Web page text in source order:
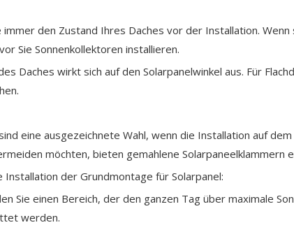
immer den Zustand Ihres Daches vor der Installation.
Sie Sonnenkollektoren installieren.
Daches wirkt sich auf den Solarpanelwinkel aus. Für
eine ausgezeichnete Wahl, wenn die Installation auf
möchten, bieten gemahlene Solarpaneelklammern
der Grundmontage für Solarpanel:
Sie einen Bereich, der den ganzen Tag über maximale
werden.